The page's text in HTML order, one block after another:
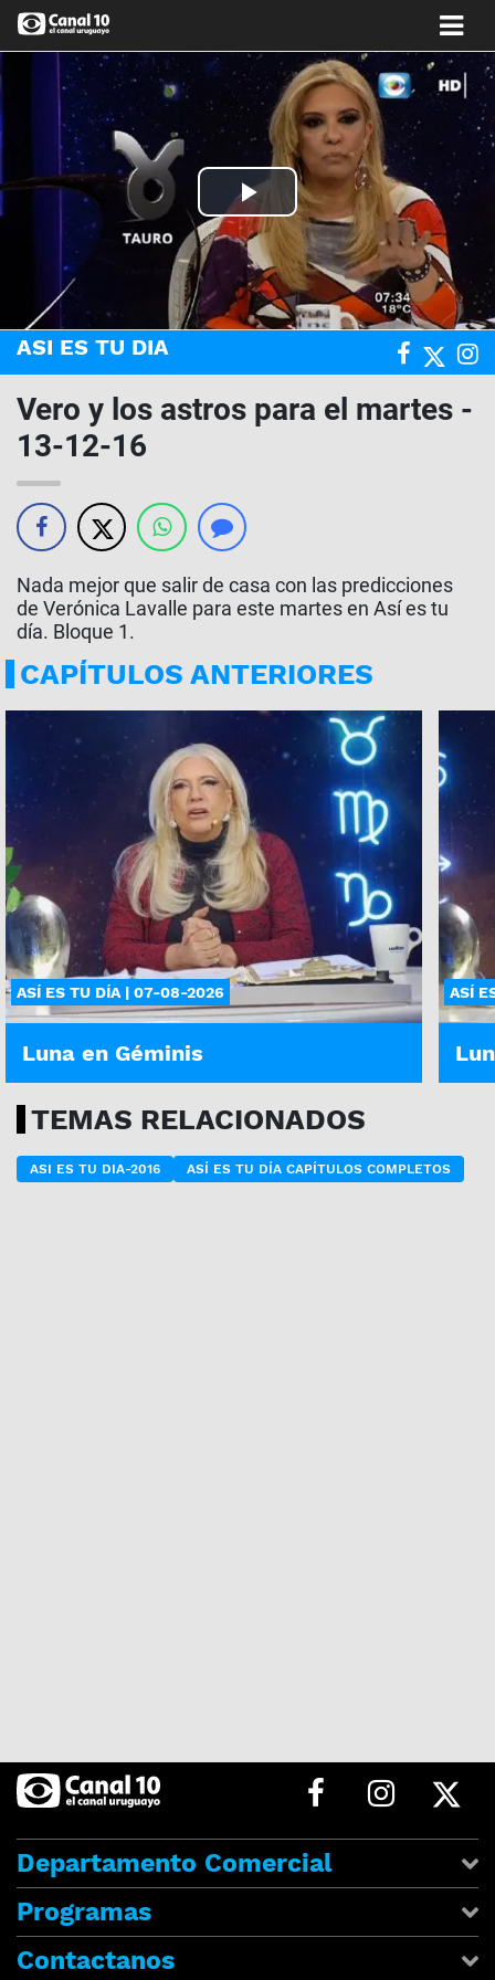
Play
Video
ASI ES TU DIA
Vero y los astros para el martes -
13-12-16
Nada mejor que salir de casa con las predicciones
de Verónica Lavalle para este martes en Así es tu
día. Bloque 1.
CAPÍTULOS ANTERIORES
ASÍ ES TU DÍA | 07-08-2026
Luna en Géminis
ASÍ
TEMAS RELACIONADOS
ASI ES TU DIA-2016 ASÍ ES TU DÍA CAPÍTULOS COMPLETOS
Departamento Comercial
Programas
Contactanos